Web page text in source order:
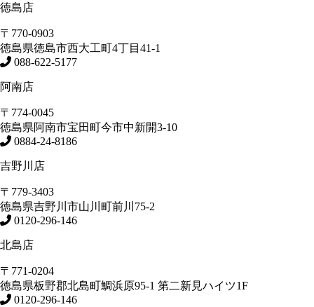
徳島店
〒770-0903
徳島県徳島市西大工町4丁目41-1
088-622-5177
阿南店
〒774-0045
徳島県阿南市宝田町今市中新開3-10
0884-24-8186
吉野川店
〒779-3403
徳島県吉野川市山川町前川75-2
0120-296-146
北島店
〒771-0204
徳島県板野郡北島町鯛浜原95-1 第二新見ハイツ1F
0120-296-146